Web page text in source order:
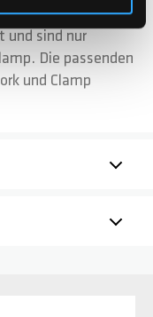
mit Schlitz)
und sind nur
Die passenden
und Clamp